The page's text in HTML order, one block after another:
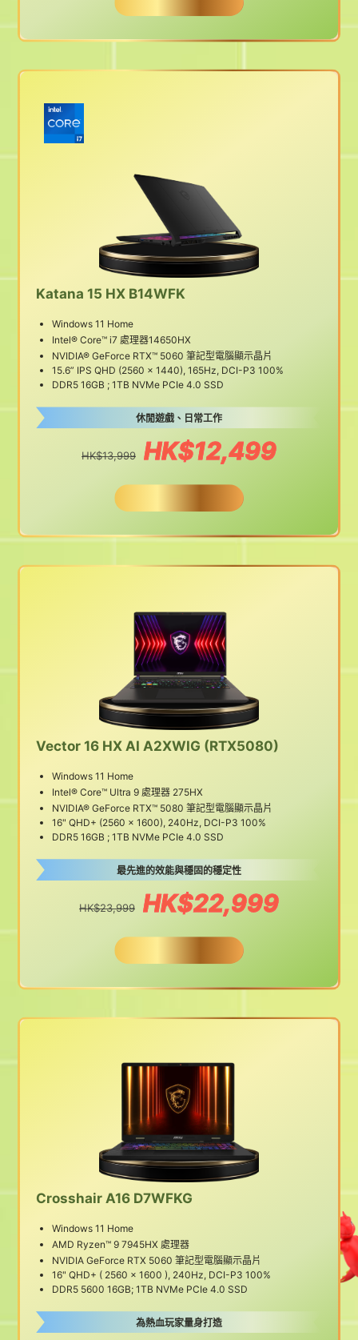
Katana 15 HX B14WFK
Windows 11 Home
Intel® Core™ i7 處理器14650HX
NVIDIA® GeForce RTX™ 5060 筆記型電腦顯示晶片
15.6” IPS QHD (2560 x 1440), 165Hz, DCI-P3 100%
DDR5 16GB ; 1TB NVMe PCIe 4.0 SSD
休閒遊戲、日常工作
HK$13,999 HK$12,499
Vector 16 HX AI A2XWIG (RTX5080)
Windows 11 Home
Intel® Core™ Ultra 9 處理器 275HX
NVIDIA® GeForce RTX™ 5080 筆記型電腦顯示晶片
16" QHD+ (2560 x 1600), 240Hz, DCI-P3 100%
DDR5 16GB ; 1TB NVMe PCIe 4.0 SSD
最先進的效能與穩固的穩定性
HK$23,999 HK$22,999
Crosshair A16 D7WFKG
Windows 11 Home
AMD Ryzen™ 9 7945HX 處理器
NVIDIA GeForce RTX 5060 筆記型電腦顯示晶片
16" QHD+ ( 2560 x 1600 ), 240Hz, DCI-P3 100%
DDR5 5600 16GB; 1TB NVMe PCIe 4.0 SSD
為熱血玩家量身打造